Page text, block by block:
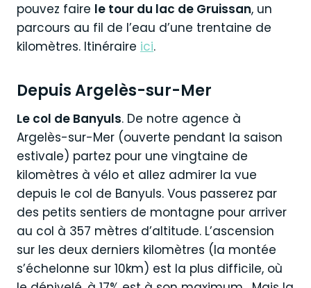
pouvez faire le tour du lac de Gruissan, un
parcours au fil de l’eau d’une trentaine de
kilomètres. Itinéraire ici.
Depuis Argelès-sur-Mer
Le col de Banyuls. De notre agence à
Argelès-sur-Mer (ouverte pendant la saison
estivale) partez pour une vingtaine de
kilomètres à vélo et allez admirer la vue
depuis le col de Banyuls. Vous passerez par
des petits sentiers de montagne pour arriver
au col à 357 mètres d’altitude. L’ascension
sur les deux derniers kilomètres (la montée
s’échelonne sur 10km) est la plus difficile, où